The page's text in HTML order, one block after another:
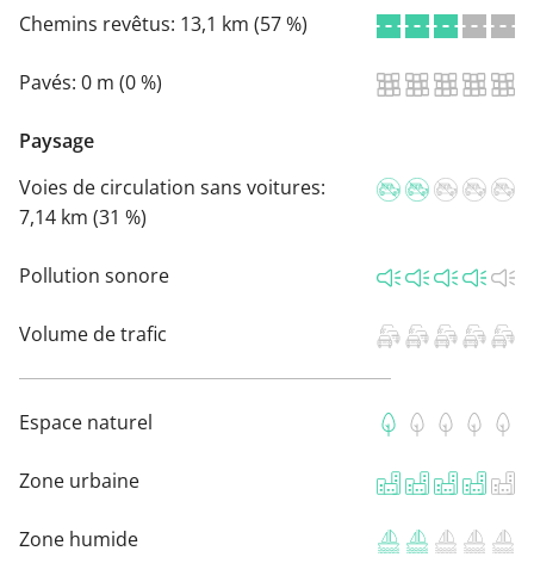
Chemins revêtus: 13,1 km (57 %)
Pavés: 0 m (0 %)
Paysage
Voies de circulation sans voitures:
7,14 km (31 %)
Pollution sonore
Volume de trafic
Espace naturel
Zone urbaine
Zone humide